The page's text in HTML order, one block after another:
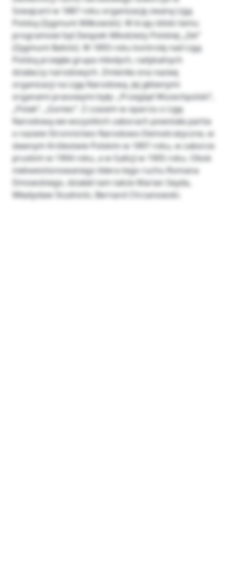
Szwajcarii w 1887 roku organizację zwaną Ligą
Polską (Zygmunt Miłkowski). W kraju bliski temu
programowi był Związek Młodzieży Polskiej „Zet”
(Zygmunt Balicki). W 1893 roku kontrolę nad Ligą
Polską przejęła grupa młodych, radykalnych
działaczy narodowych. Zmieniła ona nazwę
organizacji na Ligę Narodową. Jej głównymi
organami prasowymi były: „Przegląd Wszechpolski”,
„Polak”, „Goniec”. Z czasem w oparciu o Ligę
Narodową we wszystkich zaborach powstała partia
o nazwie Stronnictwo Narodowo-Demokratyczne, w
dawnym Królestwie Polskim w 1897 roku, w zaborze
pruskim w 1904 roku, a w Galicji w 1905 roku. Obok
niekwestionowanego lidera tego ruchu Romana
Dmowskiego, działali tam także Marian Seyda,
Władysław Studnicki, Bernard Chrzanowski.